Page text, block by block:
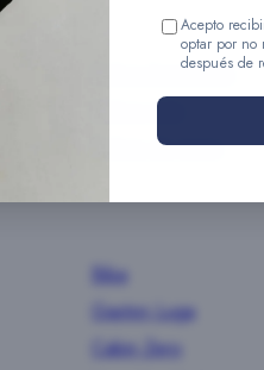
Bolsos bandolera
Bolsos tote
Bolsos de mano
Biba
Gaston Luga
Cabin Zero
Acepto
optar por no
después de